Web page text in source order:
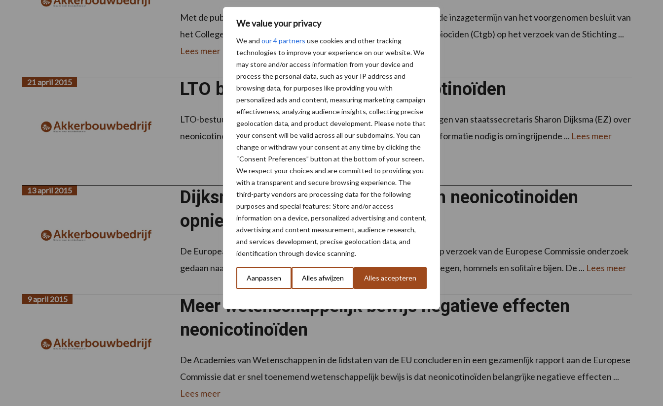
We value your privacy
We and our 4 partners use cookies and other tracking
technologies to improve your experience on our website. We
may store and/or access information from your device and
process the personal data, such as your IP address and
browsing data, for purposes like providing you with
personalized ads and content, measuring marketing campaign
effectiveness, analyzing audience insights, collecting precise
geolocation data, and product development. Please note that
your consent will be valid across all our subdomains. You can
change or withdraw your consent at any time by clicking the
“Consent Preferences” button at the bottom of your screen.
We respect your choices and are committed to providing you
with a transparent and secure browsing experience. The
third-party vendors are processing data for the following
purposes and special features: Store and/or access
information on a device, personalized advertising and content,
advertising and content measurement, audience research,
and services development, precise geolocation data, and
identification through device scanning.
Aanpassen Alles afwijzen Alles accepteren
Met de publicatie in de Staatscourant start vrijdag 28 oktober 2016 de inzagetermijn van het voorgenomen besluit van
het College voor de toelating van gewasbeschermingsmiddelen en biociden (Ctgb) op het verzoek van de Stichting ...
Lees meer
LTO begrijpt zorgen over neonicotinoïden
21 april 2015
LTO-bestuurder Joris Baecke heeft begrip voor de toenemende zorgen van staatssecretaris Sharon Dijksma (EZ) over
neonicotinoïden. Toch benadrukt de LTO-bestuurder dat er meer informatie nodig is om ingrijpende ... Lees meer
Dijksma vraagt Ctgb toelating van neonicotinoiden
opnieuw te beoordelen
13 april 2015
De European Academies’ Science Advisory Council (EASAC) heeft op verzoek van de Europese Commissie onderzoek
gedaan naar het effect van neonicotinoïden op onder meer zweefvliegen, hommels en solitaire bijen. De ... Lees meer
Meer wetenschappelijk bewijs negatieve effecten
neonicotinoïden
9 april 2015
De Academies van Wetenschappen in de lidstaten van de EU concluderen in een gezamenlijk rapport aan de Europese
Commissie dat er snel toenemend wetenschappelijk bewijs is dat neonicotinoïden belangrijke negatieve effecten ...
Lees meer